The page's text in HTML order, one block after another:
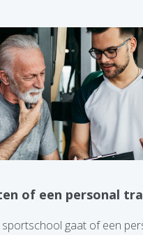
of een personal
gaat of een